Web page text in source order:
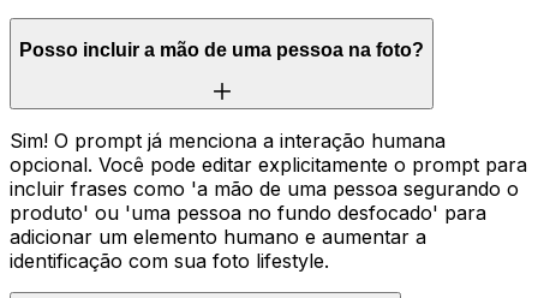
Posso incluir a mão de uma pessoa na foto?
Sim! O prompt já menciona a interação humana
opcional. Você pode editar explicitamente o prompt para
incluir frases como 'a mão de uma pessoa segurando o
produto' ou 'uma pessoa no fundo desfocado' para
adicionar um elemento humano e aumentar a
identificação com sua foto lifestyle.